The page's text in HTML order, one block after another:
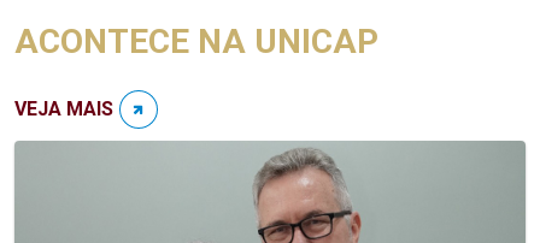
ACONTECE NA UNICAP
VEJA MAIS